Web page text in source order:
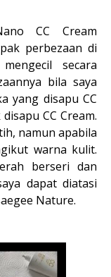
CC Cream
perbezaan di
secara
bila saya
yang disapu CC
CC Cream.
namun apabila
warna kulit.
berseri dan
dapat diatasi
Nature.